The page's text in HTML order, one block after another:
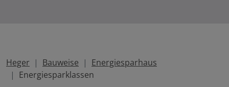
Heger Bauweise
Energiesparhaus
Energiesparklassen